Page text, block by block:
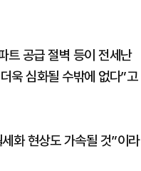
트 공급 절벽 등이 전세난
욱 심화될 수밖에 없다”고
화 현상도 가속될 것”이라